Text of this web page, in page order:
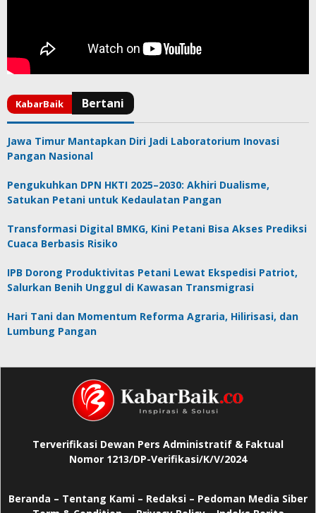
Jawa Timur Mantapkan Diri Jadi Laboratorium Inovasi
Pangan Nasional
Pengukuhkan DPN HKTI 2025–2030: Akhiri Dualisme,
Satukan Petani untuk Kedaulatan Pangan
Transformasi Digital BMKG, Kini Petani Bisa Akses Prediksi
Cuaca Berbasis Risiko
IPB Dorong Produktivitas Petani Lewat Ekspedisi Patriot,
Salurkan Benih Unggul di Kawasan Transmigrasi
Hari Tani dan Momentum Reforma Agraria, Hilirisasi, dan
Lumbung Pangan
Terverifikasi Dewan Pers Administratif & Faktual
Nomor 1213/DP-Verifikasi/K/V/2024
Beranda – Tentang Kami – Redaksi – Pedoman Media Siber